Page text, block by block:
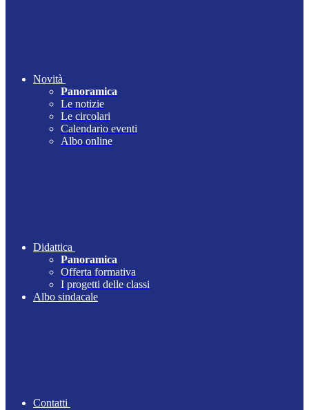
Novità
Panoramica
Le notizie
Le circolari
Calendario eventi
Albo online
Didattica
Panoramica
Offerta formativa
I progetti delle classi
Albo sindacale
Contatti